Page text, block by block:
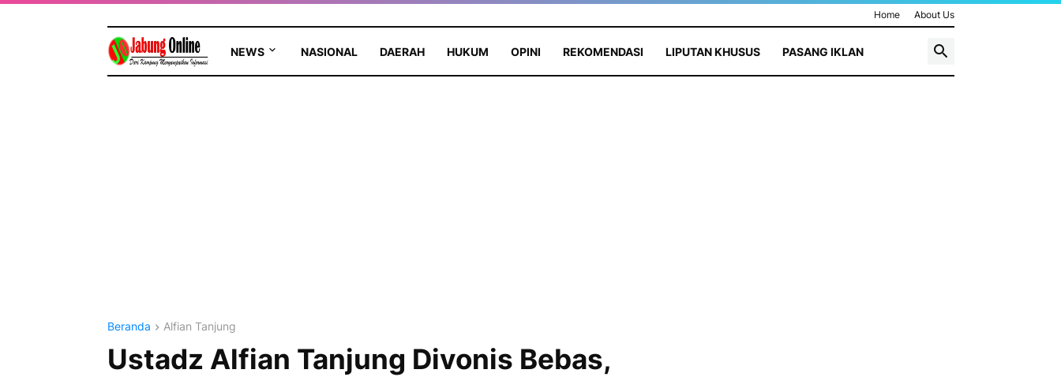
Home About Us
NEWS NASIONAL DAERAH HUKUM OPINI REKOMENDASI LIPUTAN KHUSUS PASANG IKLAN
Beranda Alfian Tanjung
Ustadz Alfian Tanjung Divonis Bebas,